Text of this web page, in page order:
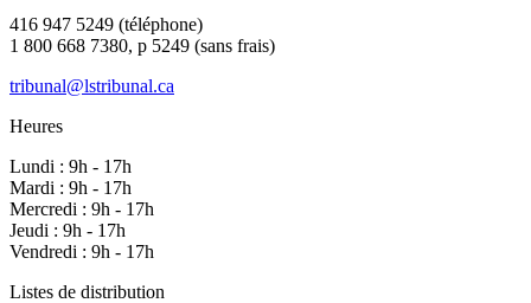
416 947 5249 (téléphone)
1 800 668 7380, p 5249 (sans frais)
tribunal@lstribunal.ca
Heures
Lundi : 9h - 17h
Mardi : 9h - 17h
Mercredi : 9h - 17h
Jeudi : 9h - 17h
Vendredi : 9h - 17h
Listes de distribution